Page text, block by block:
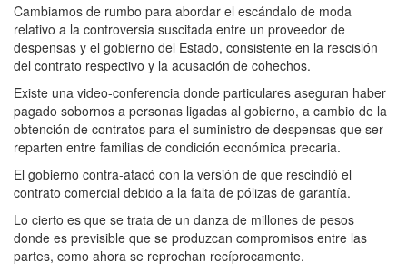
Cambiamos de rumbo para abordar el escándalo de moda
relativo a la controversia suscitada entre un proveedor de
despensas y el gobierno del Estado, consistente en la rescisión
del contrato respectivo y la acusación de cohechos.
Existe una video-conferencia donde particulares aseguran haber
pagado sobornos a personas ligadas al gobierno, a cambio de la
obtención de contratos para el suministro de despensas que ser
reparten entre familias de condición económica precaria.
El gobierno contra-atacó con la versión de que rescindió el
contrato comercial debido a la falta de pólizas de garantía.
Lo cierto es que se trata de un danza de millones de pesos
donde es previsible que se produzcan compromisos entre las
partes, como ahora se reprochan recíprocamente.